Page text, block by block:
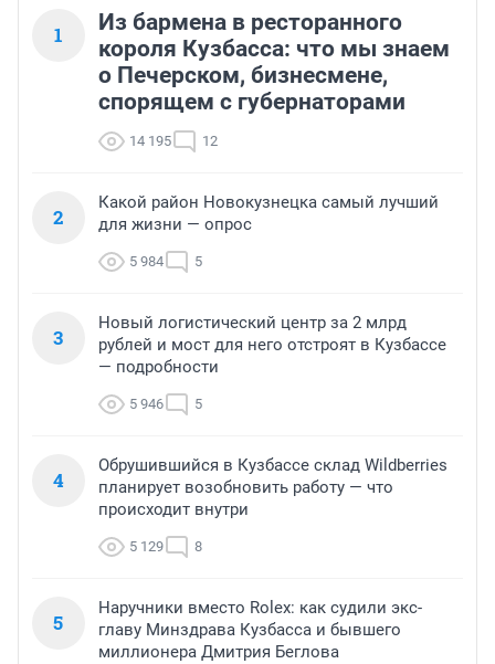
1
Из бармена в ресторанного
короля Кузбасса: что мы знаем
о Печерском, бизнесмене,
спорящем с губернаторами
14 195 12
2
Какой район Новокузнецка самый лучший
для жизни — опрос
5 984 5
3
Новый логистический центр за 2 млрд
рублей и мост для него отстроят в Кузбассе
— подробности
5 946 5
4
Обрушившийся в Кузбассе склад Wildberries
планирует возобновить работу — что
происходит внутри
5 129 8
5
Наручники вместо Rolex: как судили экс-
главу Минздрава Кузбасса и бывшего
миллионера Дмитрия Беглова